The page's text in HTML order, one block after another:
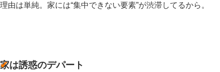
理由は単純。家には“集中できない要素”が渋滞してるから。
家は誘惑のデパート